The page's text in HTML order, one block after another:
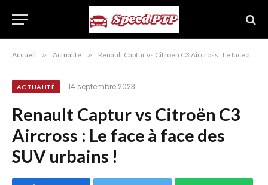
Accueil » Actualité » Renault Captur vs Citroën C3 Aircross : Le face à face des SUV urbains !
ACTUALITÉ 14 septembre 2023
Renault Captur vs Citroën C3
Aircross : Le face à face des
SUV urbains !